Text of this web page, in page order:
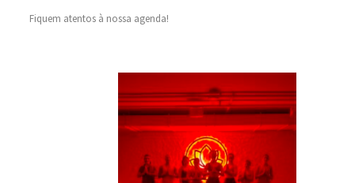
Fiquem atentos à nossa agenda!